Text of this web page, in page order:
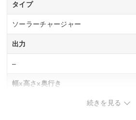
タイプ
ソーラーチャージャー
出力
–
幅x高さx奥行き
続きを見る